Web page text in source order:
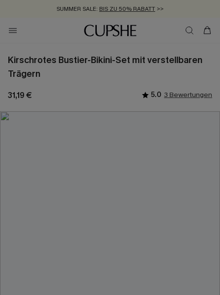
SUMMER SALE: BIS ZU 50% RABATT >>
ZUM NEWSLETTER:BIS ZU -20% EXTRA ERHALTEN
KOSTENLOSER VERSAND AB 89 €
Kirschrotes Bustier-Bikini-Set mit verstellbaren
Trägern
31,19 € 5.0 3 Bewertungen